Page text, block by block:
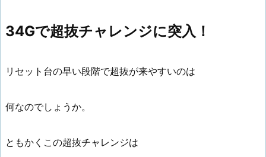
34Gで超抜チャレンジに突入！
リセット台の早い段階で超抜が来やすいのは
何なのでしょうか。
ともかくこの超抜チャレンジは